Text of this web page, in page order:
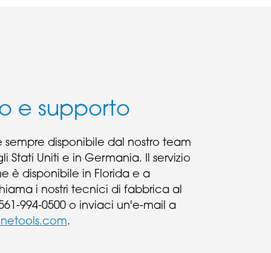
e supporto
sempre disponibile dal nostro team
Stati Uniti e in Germania. Il servizio
è disponibile in Florida e a
i nostri tecnici di fabbrica al
994-0500 o inviaci un'e-mail a
.